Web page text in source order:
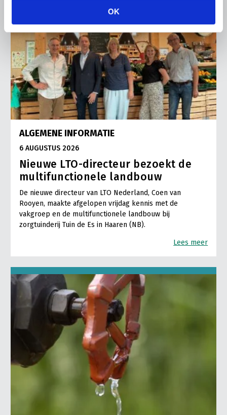
OK
ALGEMENE INFORMATIE
6 AUGUSTUS 2026
Nieuwe LTO-directeur bezoekt de
multifunctionele landbouw
De nieuwe directeur van LTO Nederland, Coen van
Rooyen, maakte afgelopen vrijdag kennis met de
vakgroep en de multifunctionele landbouw bij
zorgtuinderij Tuin de Es in Haaren (NB).
Lees meer